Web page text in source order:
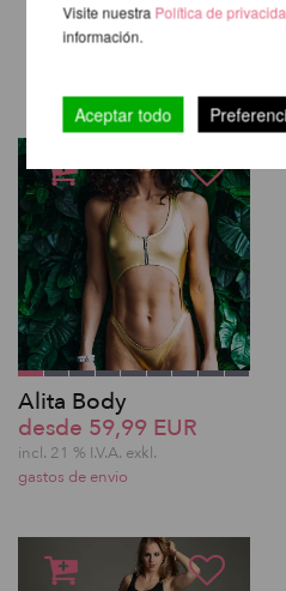
OTROS
Alita Body
desde 59,99 EUR
incl. 21 % I.V.A. exkl.
gastos de envio
Visite nuestra Política de
información.
Aceptar todo